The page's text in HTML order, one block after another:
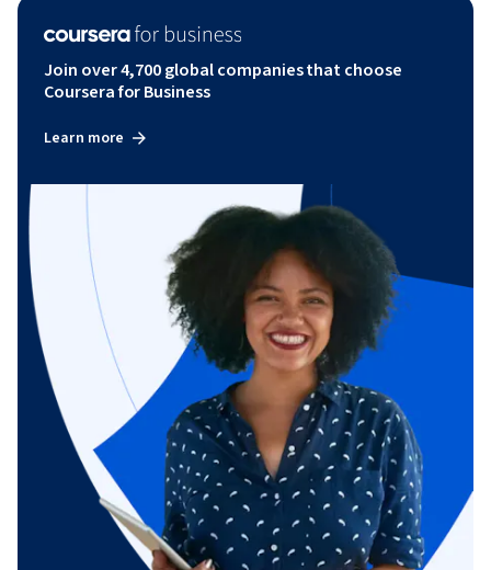
Join over 4,700 global companies that choose
Coursera for Business
Learn more